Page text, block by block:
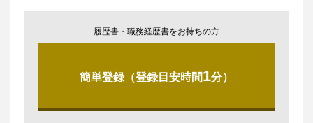
履歴書・職務経歴書をお持ちの方
簡単登録（登録目安時間1分）